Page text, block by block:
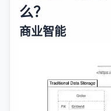
么？
商业智能